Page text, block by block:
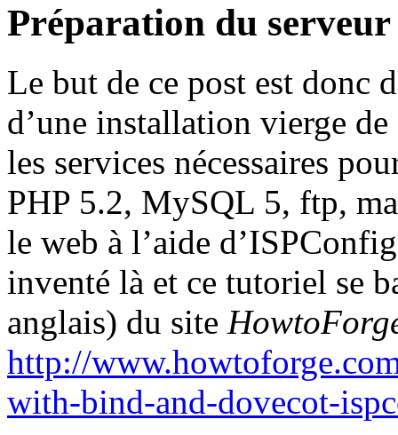
Préparation du
Le but de ce post est donc
d’une installation vierge
les services nécessaires
PHP 5.2, MySQL 5, ftp,
le web à l’aide
inventé là et ce tutoriel se
anglais) du site
http://
with-bind-and-dovecot-